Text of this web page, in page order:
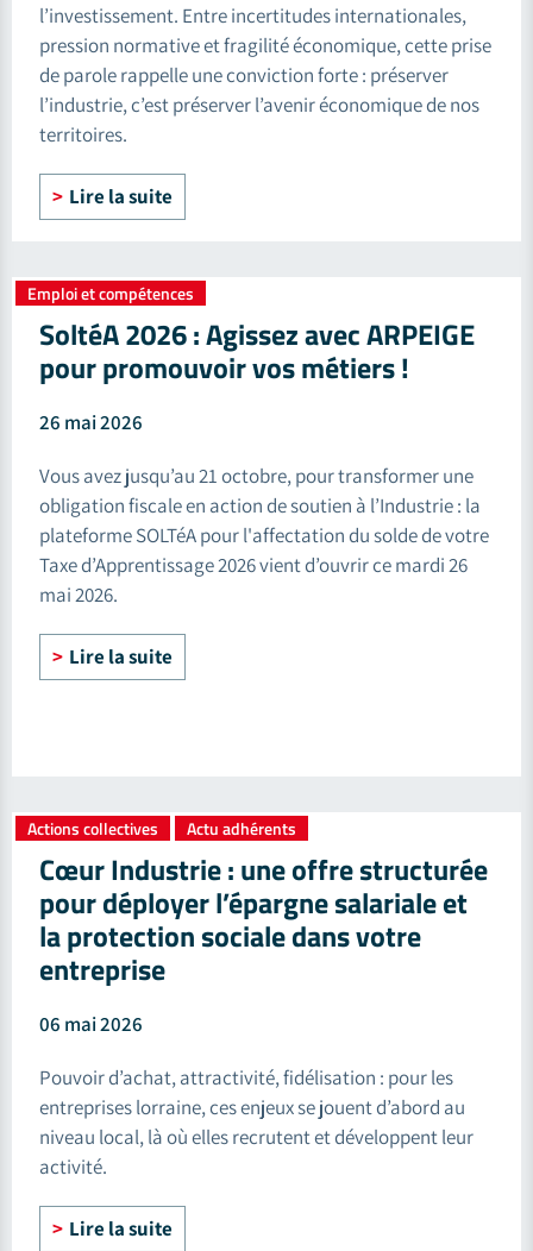
l’investissement. Entre incertitudes internationales,
pression normative et fragilité économique, cette prise
de parole rappelle une conviction forte : préserver
l’industrie, c’est préserver l’avenir économique de nos
territoires.
Lire la suite
Emploi et compétences
SoltéA 2026 : Agissez avec ARPEIGE
pour promouvoir vos métiers !
26 mai 2026
Vous avez jusqu’au 21 octobre, pour transformer une
obligation fiscale en action de soutien à l’Industrie : la
plateforme SOLTéA pour l'affectation du solde de votre
Taxe d’Apprentissage 2026 vient d’ouvrir ce mardi 26
mai 2026.
Lire la suite
Actions collectives Actu adhérents
Cœur Industrie : une offre structurée
pour déployer l’épargne salariale et
la protection sociale dans votre
entreprise
06 mai 2026
Pouvoir d’achat, attractivité, fidélisation : pour les
entreprises lorraine, ces enjeux se jouent d’abord au
niveau local, là où elles recrutent et développent leur
activité.
Lire la suite